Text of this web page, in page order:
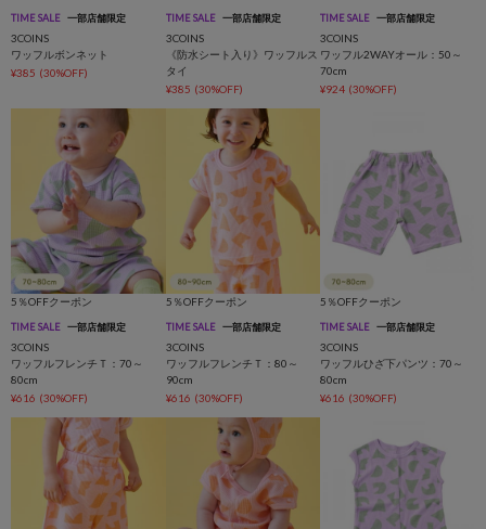
TIME SALE 一部店舗限定
3COINS
ワッフルボンネット
¥385 (30%OFF)
TIME SALE 一部店舗限定
3COINS
《防水シート入り》ワッフルス
タイ
¥385 (30%OFF)
TIME SALE 一部店舗限定
3COINS
ワッフル2WAYオール：50～
70cm
¥924 (30%OFF)
5％OFFクーポン
TIME SALE 一部店舗限定
3COINS
ワッフルフレンチＴ：70～
80cm
¥616 (30%OFF)
5％OFFクーポン
TIME SALE 一部店舗限定
3COINS
ワッフルフレンチＴ：80～
90cm
¥616 (30%OFF)
5％OFFクーポン
TIME SALE 一部店舗限定
3COINS
ワッフルひざ下パンツ：70～
80cm
¥616 (30%OFF)